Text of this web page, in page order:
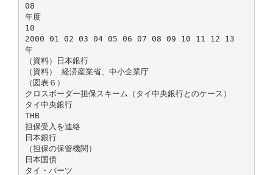
08
年度
10
2000 01 02 03 04 05 06 07 08 09 10 11 12 13
年
（資料）日本銀行
（資料） 経済産業省、中小企業庁
（図表６）
クロスボーダー担保スキーム（タイ中央銀行とのケース）
タイ中央銀行
THB
担保受入を連絡
日本銀行
（担保の保管機関）
日本国債
タイ・バーツ